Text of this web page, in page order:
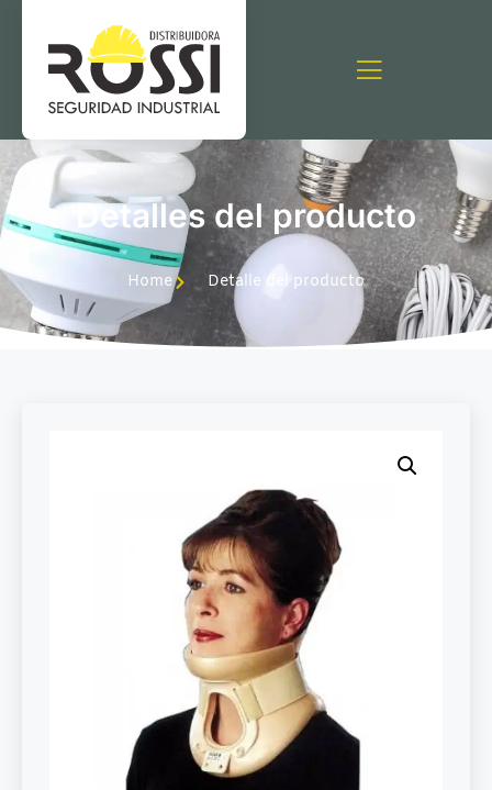
Detalles del producto
Home Detalle del producto